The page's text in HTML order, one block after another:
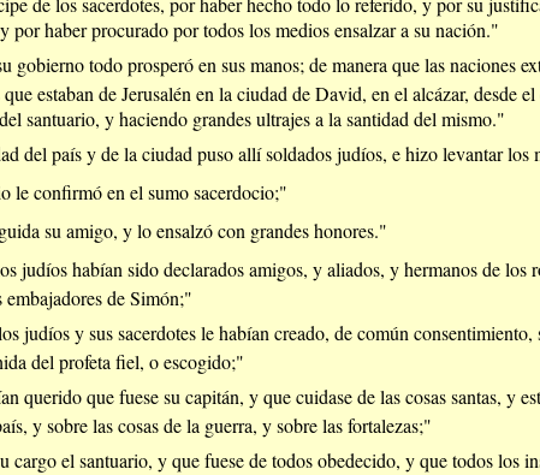
por haber procurado por todos los medios ensalzar a su nación."
gobierno todo prosperó en sus manos; de manera que las naciones
estaban de Jerusalén en la ciudad de David, en el alcázar, desde
santuario, y haciendo grandes ultrajes a la santidad del mismo."
del país y de la ciudad puso allí soldados judíos, e hizo levantar los
le confirmó en el sumo sacerdocio;"
su amigo, y lo ensalzó con grandes honores."
judíos habían sido declarados amigos, y aliados, y hermanos de los
de Simón;"
judíos y sus sacerdotes le habían creado, de común
del profeta fiel, o escogido;"
querido que fuese su capitán, y que cuidase de las cosas santas, y
y sobre las cosas de la guerra, y sobre las fortalezas;"
cargo el santuario, y que fuese de todos obedecido, y que todos los